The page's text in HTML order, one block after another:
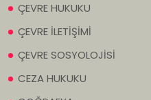
ÇEVRE HUKUKU
ÇEVRE İLETİŞİMİ
ÇEVRE SOSYOLOJİSİ
CEZA HUKUKU